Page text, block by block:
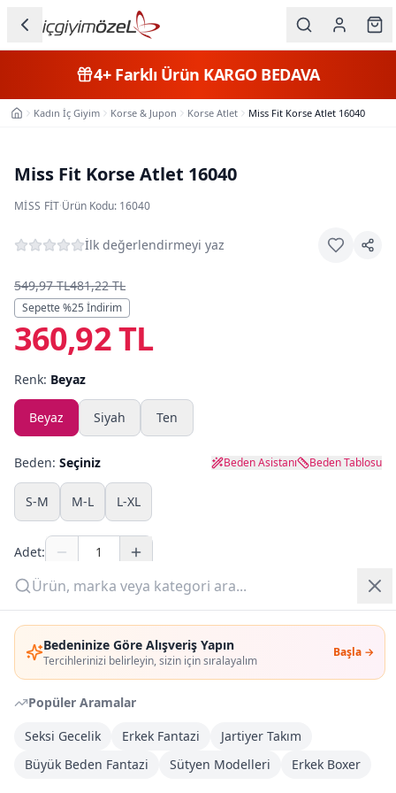
Bedeninize Göre Alışveriş Yapın
Tercihlerinizi belirleyin, sizin için sıralayalım
Başla →
Popüler Aramalar
Seksi Gecelik
Erkek Fantazi
Jartiyer Takım
Büyük Beden Fantazi
Sütyen Modelleri Erkek Boxer
Kategorileri
Erkek
Çocuk
Fantazi
Büyük
Beden
Markalar
Plaj & Mayo
Yazlık Pijama
Kampanyalar
Yeni Gelenler
OUTLET
Giriş Yap
Üye Ol
4+Farklı Ürün KARGO BEDAVA
Ana SayfaKadın İç Giyim Korse & Jupon Korse Atlet Miss Fit Korse Atlet 16040
Miss Fit Korse Atlet 16040
MISS FIT·Ürün Kodu: 16040
İlk değerlendirmeyi yaz
549,97 TL481,22 TL
Sepette %25 İndirim
360,92 TL
Renk: Beyaz
Beyaz Siyah Ten
Beden: Seçiniz Beden Asistanı Beden Tablosu
S-M M-L L-XL
Adet:
Sepete Ekle
Şimdi Al
DHL Kargoya Teslim
Bugün kargoda
( 11 saat 9 dk )
Kargo Bedava